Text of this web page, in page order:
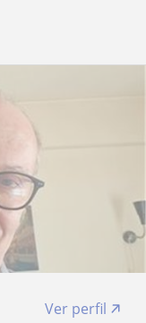
Ver perfil